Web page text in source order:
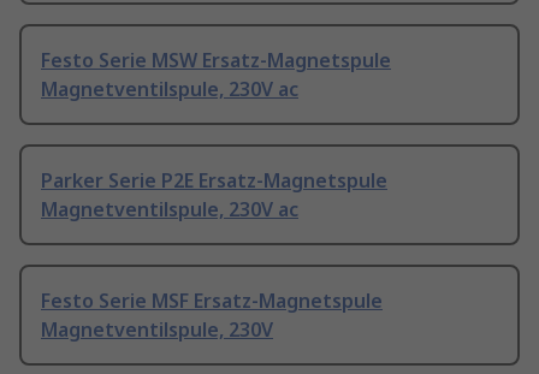
Festo Serie MSW Ersatz-Magnetspule
Magnetventilspule, 230V ac
Parker Serie P2E Ersatz-Magnetspule
Magnetventilspule, 230V ac
Festo Serie MSF Ersatz-Magnetspule
Magnetventilspule, 230V